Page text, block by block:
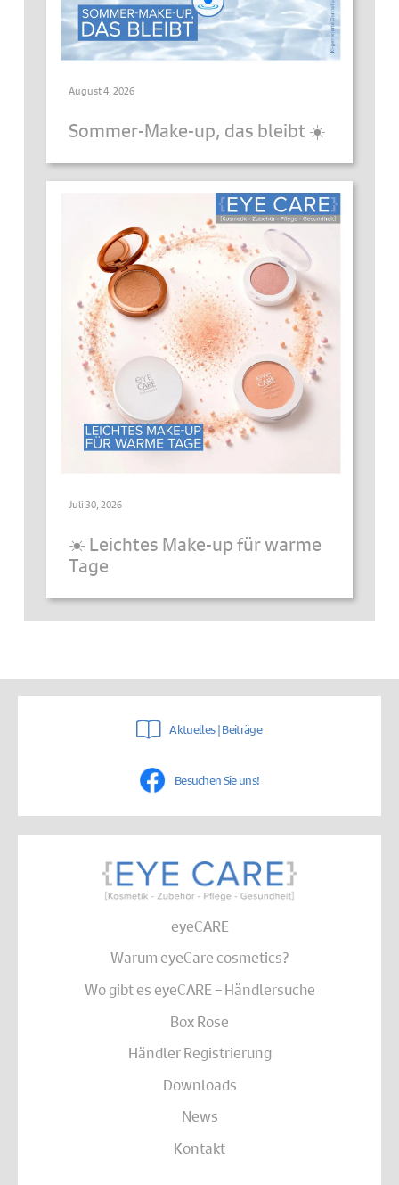
August 4, 2026
Sommer-Make-up, das bleibt ☀️
Juli 30, 2026
☀️ Leichtes Make-up für warme
Tage
Aktuelles | Beiträge
Besuchen Sie uns!
eyeCARE
Warum eyeCare cosmetics?
Wo gibt es eyeCARE – Händlersuche
Box Rose
Händler Registrierung
Downloads
News
Kontakt